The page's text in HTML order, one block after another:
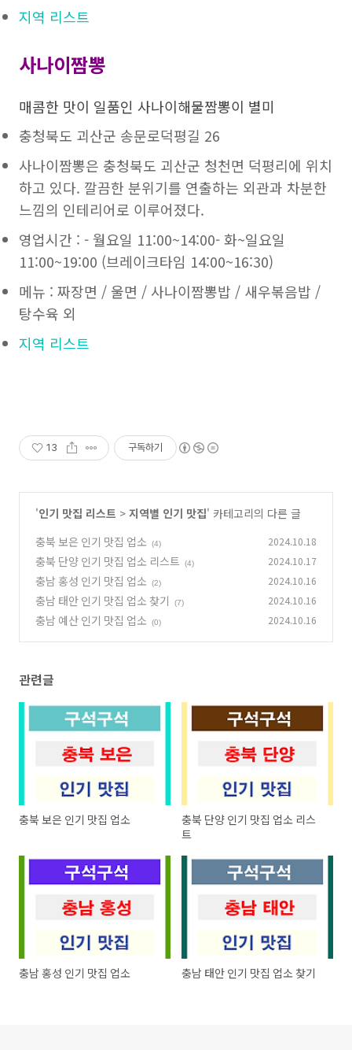
지역 리스트
사나이짬뽕
매콤한 맛이 일품인 사나이해물짬뽕이 별미
충청북도 괴산군 송문로덕평길 26
사나이짬뽕은 충청북도 괴산군 청천면 덕평리에 위치
하고 있다. 깔끔한 분위기를 연출하는 외관과 차분한
느낌의 인테리어로 이루어졌다.
영업시간 : - 월요일 11:00~14:00- 화~일요일
11:00~19:00 (브레이크타임 14:00~16:30)
메뉴 : 짜장면 / 울면 / 사나이짬뽕밥 / 새우볶음밥 /
탕수육 외
지역 리스트
13 구독하기
'인기 맛집 리스트 > 지역별 인기 맛집' 카테고리의 다른 글
충북 보은 인기 맛집 업소
(4) 2024.10.18
충북 단양 인기 맛집 업소 리스트 (4) 2024.10.17
충남 홍성 인기 맛집 업소 (2) 2024.10.16
충남 태안 인기 맛집 업소 찾기 (7) 2024.10.16
충남 예산 인기 맛집 업소 (0) 2024.10.16
관련글
충북 보은 인기 맛집 업소
충북 단양 인기 맛집 업소 리스
트
충남 홍성 인기 맛집 업소 충남 태안 인기 맛집 업소 찾기